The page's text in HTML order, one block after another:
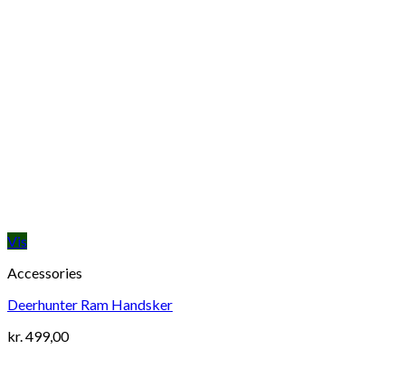
Vis
Accessories
Deerhunter Ram Handsker
kr.499,00